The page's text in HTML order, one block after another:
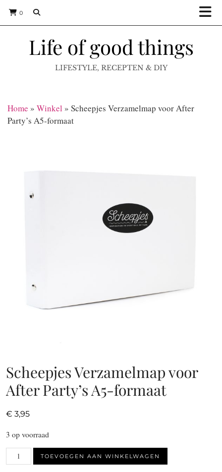
0
Life of good things
LIFESTYLE, RECEPTEN & DIY
Home » Winkel » Scheepjes Verzamelmap voor After
Party’s A5-formaat
Scheepjes Verzamelmap voor
After Party’s A5-formaat
€ 3,95
3 op voorraad
Scheepjes
Verzamelmap
TOEVOEGEN AAN WINKELWAGEN